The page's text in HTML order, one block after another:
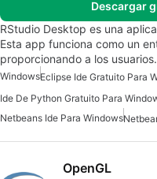
Descargar
RStudio Desktop es una
Esta app funciona como un
proporcionando a los
WindowsEclipse Ide Gratuito Para
Ide De Python Gratuito Para
Netbeans Ide Para Windows
OpenGL